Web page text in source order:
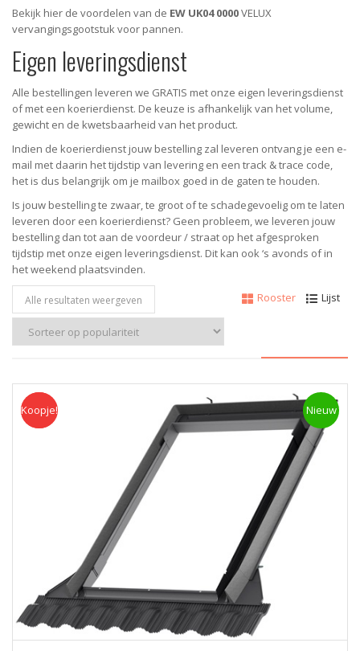
Bekijk hier de voordelen van de EW UK04 0000VELUX
vervangingsgootstuk voor pannen.
Eigen leveringsdienst
Alle bestellingen leveren we GRATIS met onze eigen leveringsdienst
of met een koerierdienst. De keuze is afhankelijk van het volume,
gewicht en de kwetsbaarheid van het product.
Indien de koerierdienst jouw bestelling zal leveren ontvang je een e-
mail met daarin het tijdstip van levering en een track & trace code,
het is dus belangrijk om je mailbox goed in de gaten te houden.
Is jouw bestelling te zwaar, te groot of te schadegevoelig om te laten
leveren door een koerierdienst? Geen probleem, we leveren jouw
bestelling dan tot aan de voordeur / straat op het afgesproken
tijdstip met onze eigen leveringsdienst. Dit kan ook ‘s avonds of in
het weekend plaatsvinden.
Rooster
Lijst
Alle resultaten weergeven
Koopje Nieuw
Koopje!